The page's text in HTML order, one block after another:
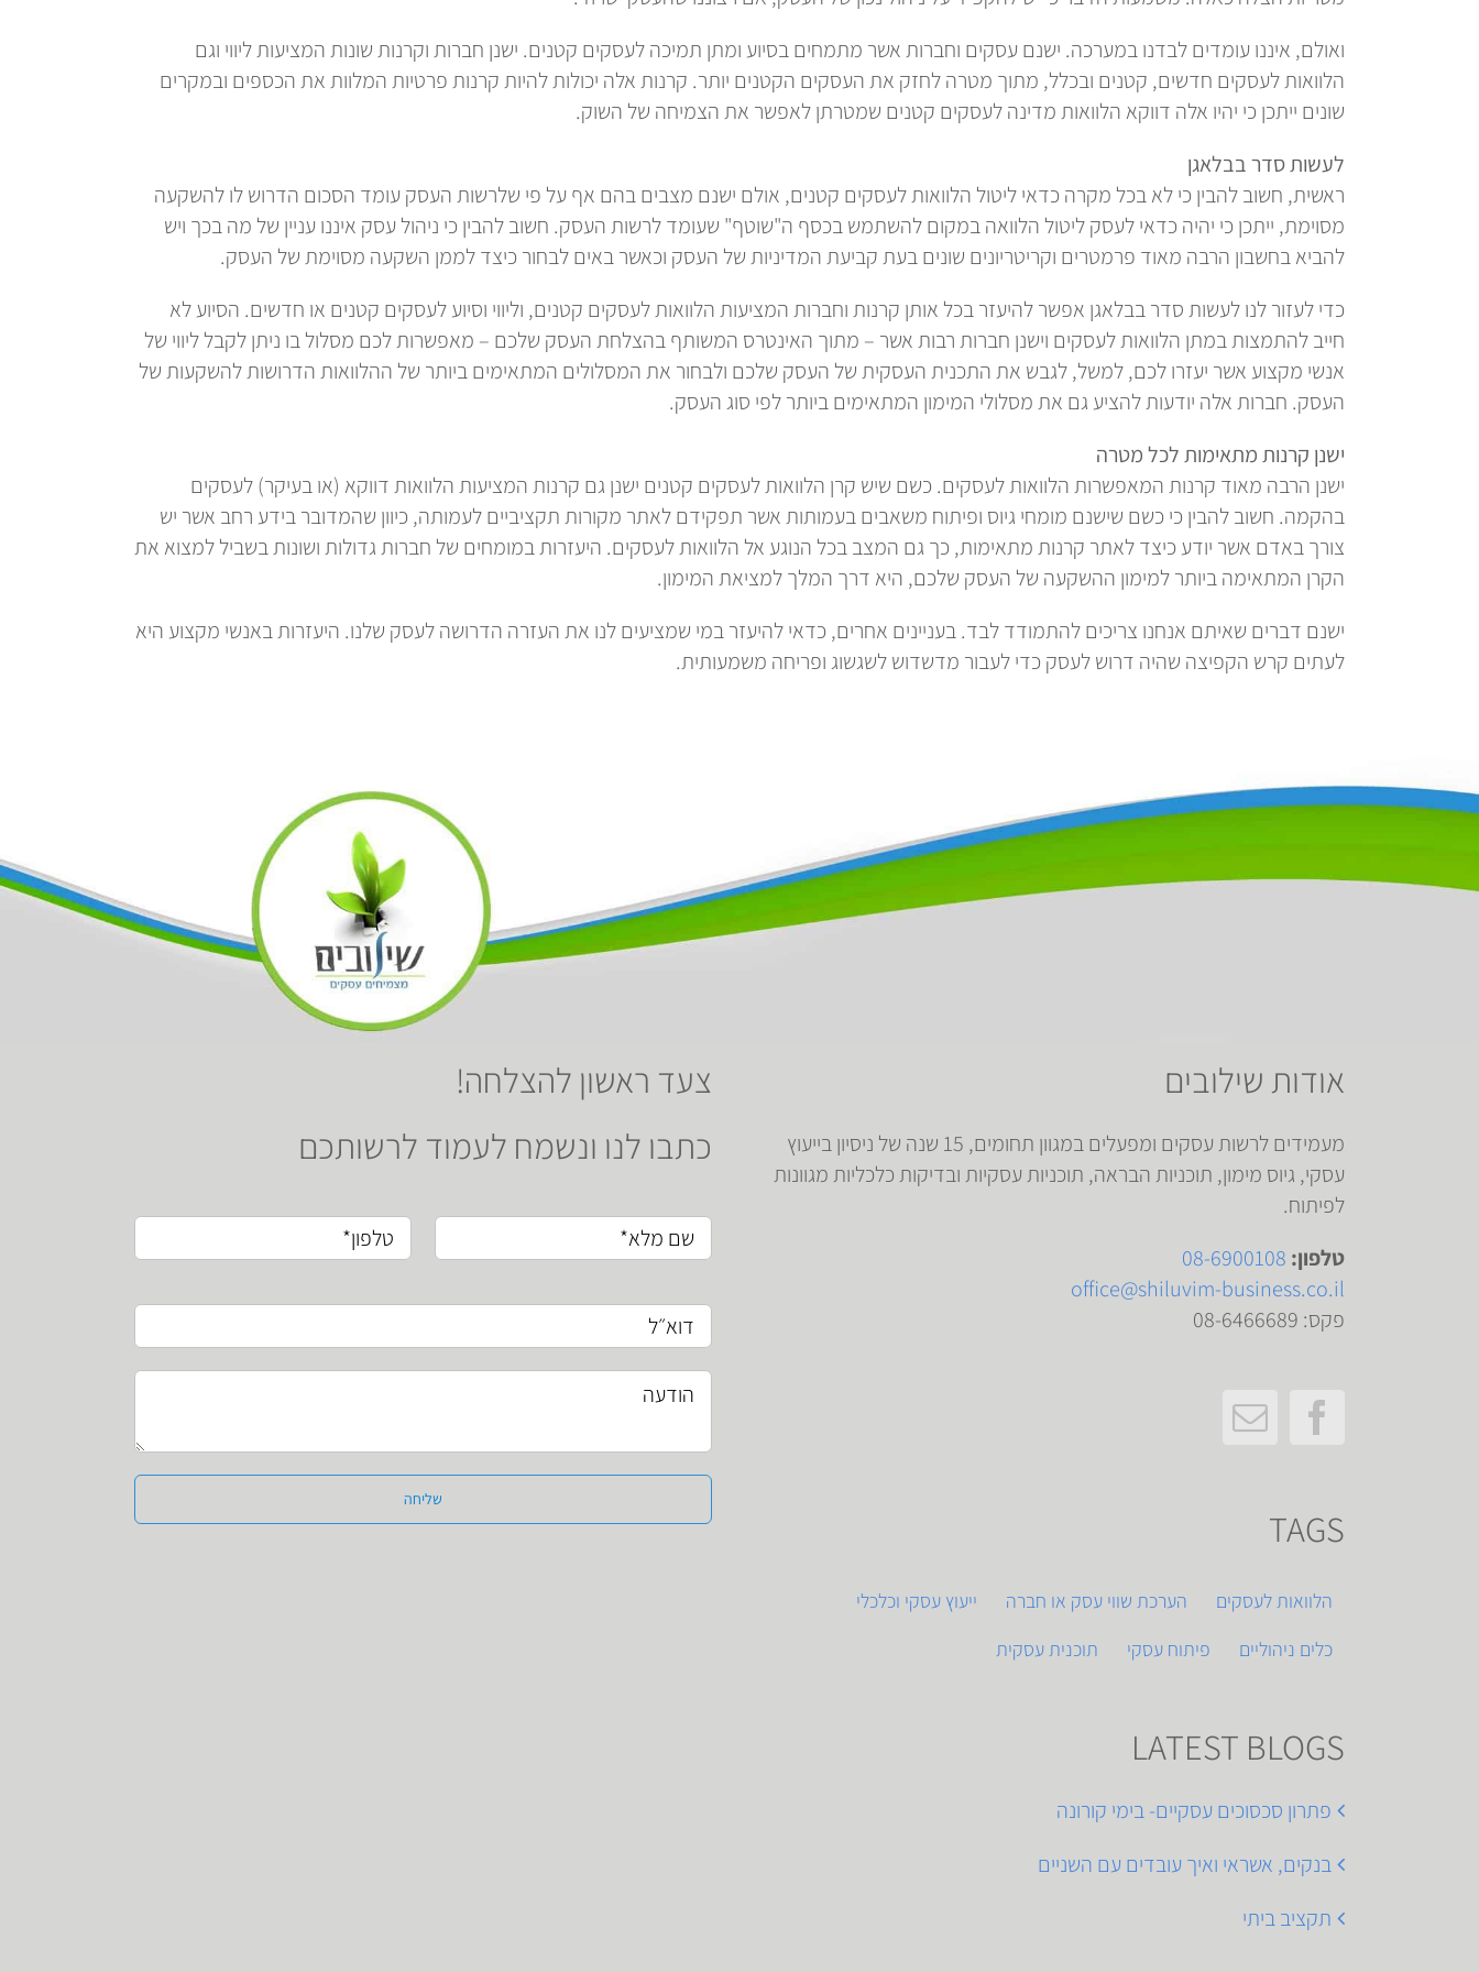
ואולם, איננו עומדים לבדנו במערכה. ישנם עסקים וחברות אשר מתמחים בסיוע ומתן תמיכה לעסקים קטנים. ישנן חברות וקרנות שונות המציעות ליווי וגם
הלוואות לעסקים חדשים, קטנים ובכלל, מתוך מטרה לחזק את העסקים הקטנים יותר. קרנות אלה יכולות להיות קרנות פרטיות המלוות את הכספים ובמקרים
שונים ייתכן כי יהיו אלה דווקא הלוואות מדינה לעסקים קטנים שמטרתן לאפשר את הצמיחה של השוק.
לעשות סדר בבלאגן
ראשית, חשוב להבין כי לא בכל מקרה כדאי ליטול הלוואות לעסקים קטנים, אולם ישנם מצבים בהם אף על פי שלרשות העסק עומד הסכום הדרוש לו להשקעה
מסוימת, ייתכן כי יהיה כדאי לעסק ליטול הלוואה במקום להשתמש בכסף ה"שוטף" שעומד לרשות העסק. חשוב להבין כי ניהול עסק איננו עניין של מה בכך ויש
להביא בחשבון הרבה מאוד פרמטרים וקריטריונים שונים בעת קביעת המדיניות של העסק וכאשר באים לבחור כיצד לממן השקעה מסוימת של העסק.
כדי לעזור לנו לעשות סדר בבלאגן אפשר להיעזר בכל אותן קרנות וחברות המציעות הלוואות לעסקים קטנים, וליווי וסיוע לעסקים קטנים או חדשים. הסיוע לא
חייב להתמצות במתן הלוואות לעסקים וישנן חברות רבות אשר – מתוך האינטרס המשותף בהצלחת העסק שלכם – מאפשרות לכם מסלול בו ניתן לקבל ליווי של
אנשי מקצוע אשר יעזרו לכם, למשל, לגבש את התכנית העסקית של העסק שלכם ולבחור את המסלולים המתאימים ביותר של ההלוואות הדרושות להשקעות של
העסק. חברות אלה יודעות להציע גם את מסלולי המימון המתאימים ביותר לפי סוג העסק.
ישנן קרנות מתאימות לכל מטרה
ישנן הרבה מאוד קרנות המאפשרות הלוואות לעסקים. כשם שיש קרן הלוואות לעסקים קטנים ישנן גם קרנות המציעות הלוואות דווקא (או בעיקר) לעסקים
בהקמה. חשוב להבין כי כשם שישנם מומחי גיוס ופיתוח משאבים בעמותות אשר תפקידם לאתר מקורות תקציביים לעמותה, כיוון שהמדובר בידע רחב אשר יש
צורך באדם אשר יודע כיצד לאתר קרנות מתאימות, כך גם המצב בכל הנוגע אל הלוואות לעסקים. היעזרות במומחים של חברות גדולות ושונות בשביל למצוא את
הקרן המתאימה ביותר למימון ההשקעה של העסק שלכם, היא דרך המלך למציאת המימון.
ישנם דברים שאיתם אנחנו צריכים להתמודד לבד. בעניינים אחרים, כדאי להיעזר במי שמציעים לנו את העזרה הדרושה לעסק שלנו. היעזרות באנשי מקצוע היא
לעתים קרש הקפיצה שהיה דרוש לעסק כדי לעבור מדשדוש לשגשוג ופריחה משמעותית.
אודות שילובים
מעמידים לרשות עסקים ומפעלים במגוון תחומים, 15 שנה של ניסיון בייעוץ
עסקי, גיוס מימון, תוכניות הבראה, תוכניות עסקיות ובדיקות כלכליות מגוונות
לפיתוח.
טלפון: 08-6900108
office@shiluvim-business.co.il
פקס: 08-6466689
TAGS
הלוואות לעסקים הערכת שווי עסק או חברה
ייעוץ עסקי וכלכלי
כלים ניהוליים
פיתוח עסקי תוכנית עסקית
LATEST BLOGS
פתרון סכסוכים עסקיים- בימי קורונה
בנקים, אשראי ואיך עובדים עם השניים
תקציב ביתי
צעד ראשון להצלחה!
כתבו לנו ונשמח לעמוד לרשותכם